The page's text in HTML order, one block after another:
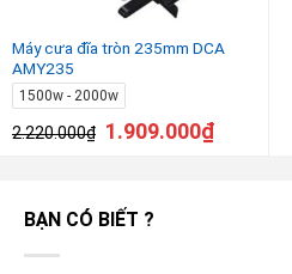
Máy cưa đĩa tròn 235mm DCA
AMY235
1500w - 2000w
2.220.000₫ 1.909.000₫
BẠN CÓ BIẾT ?